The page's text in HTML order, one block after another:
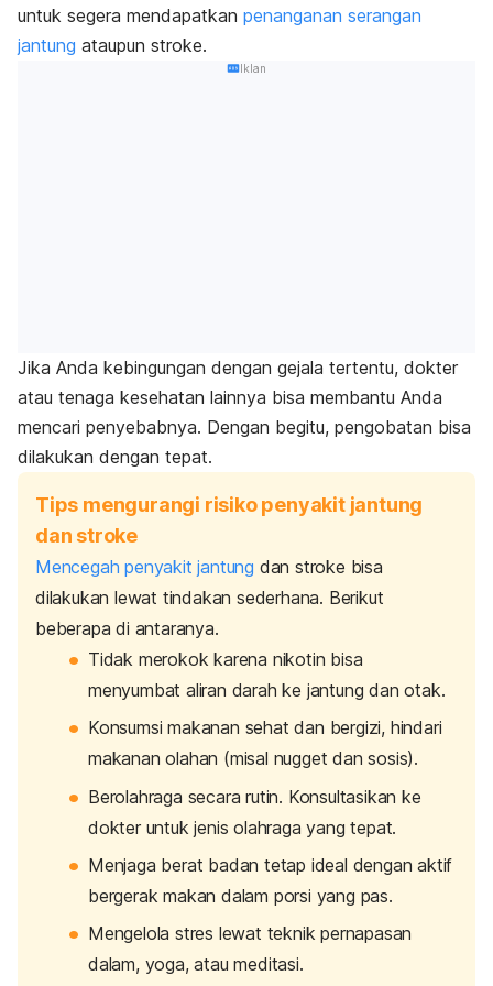
untuk segera mendapatkan penanganan serangan
jantung ataupun stroke.
Iklan
Jika Anda kebingungan dengan gejala tertentu, dokter
atau tenaga kesehatan lainnya bisa membantu Anda
mencari penyebabnya. Dengan begitu, pengobatan bisa
dilakukan dengan tepat.
Tips mengurangi risiko penyakit jantung
dan stroke
Mencegah penyakit jantung dan stroke bisa
dilakukan lewat tindakan sederhana. Berikut
beberapa di antaranya.
Tidak merokok karena nikotin bisa
menyumbat aliran darah ke jantung dan otak.
Konsumsi makanan sehat dan bergizi, hindari
makanan olahan (misal nugget dan sosis).
Berolahraga secara rutin. Konsultasikan ke
dokter untuk jenis olahraga yang tepat.
Menjaga berat badan tetap ideal dengan aktif
bergerak makan dalam porsi yang pas.
Mengelola stres lewat teknik pernapasan
dalam, yoga, atau meditasi.